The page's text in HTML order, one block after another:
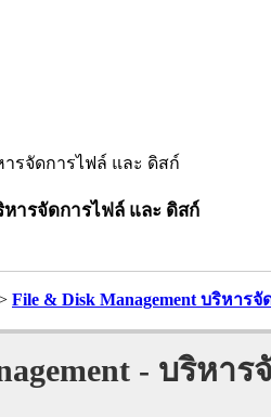
หารจัดการไฟล์ และ ดิสก์
File & Disk Management บริหาร
- บริหา